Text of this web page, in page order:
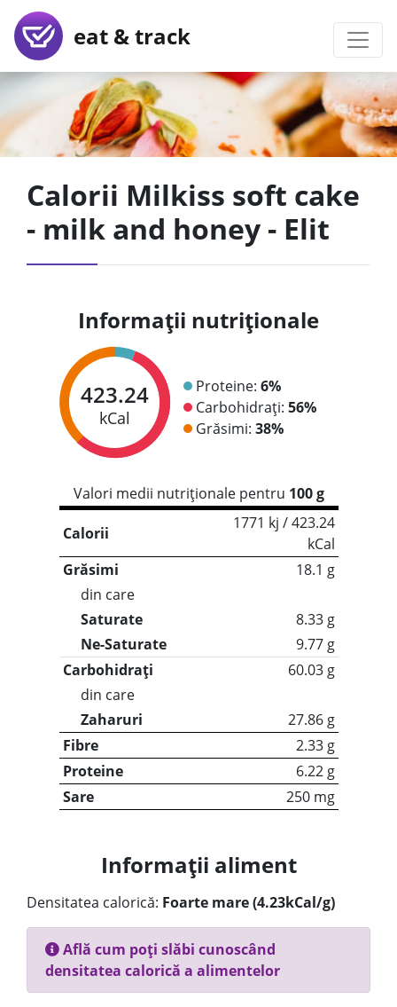
eat & track
Calorii Milkiss soft cake
- milk and honey - Elit
Informații nutriționale
423.24
kCal
Proteine: 6%
Carbohidrați: 56%
Grăsimi: 38%
Valori medii nutriționale pentru 100 g
Calorii
1771 kj / 423.24
kCal
Grăsimi
18.1 g
din care
Saturate
8.33 g
Ne-Saturate
9.77 g
Carbohidrați
60.03 g
din care
Zaharuri
27.86 g
Fibre
2.33 g
Proteine
6.22 g
Sare
250 mg
Informații aliment
Densitatea calorică: Foarte mare (4.23kCal/g)
Află cum poți slăbi cunoscând
densitatea calorică a alimentelor